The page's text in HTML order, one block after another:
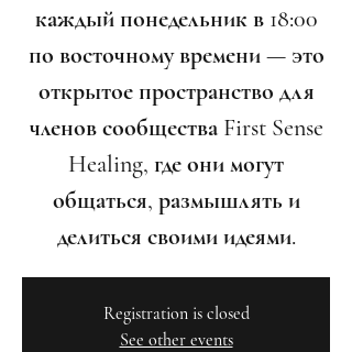
каждый понедельник в 18:00
по восточному времени — это
открытое пространство для
членов сообщества First Sense
Healing, где они могут
общаться, размышлять и
делиться своими идеями.
Registration is closed
See other events